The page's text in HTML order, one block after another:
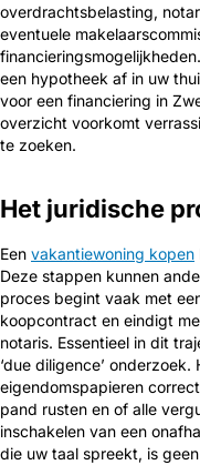
overdrachtsbelasting,
eventuele
een hypotheek af in uw
voor een financiering in
overzicht voorkomt
te zoeken.
Het juridische
Een vakantiewoning kopen
Deze stappen kunnen
proces begint vaak met
koopcontract en eindigt
notaris. Essentieel in dit
‘due diligence’
eigendomspapieren
pand rusten en of alle
inschakelen van een
die uw taal spreekt, is